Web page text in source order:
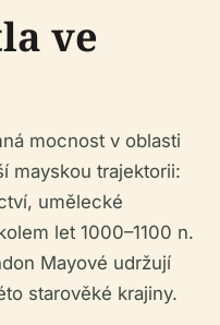
ve
mocnost v oblasti
mayskou trajektorii:
umělecké
let 1000–1100 n.
Mayové udržují
starověké krajiny.